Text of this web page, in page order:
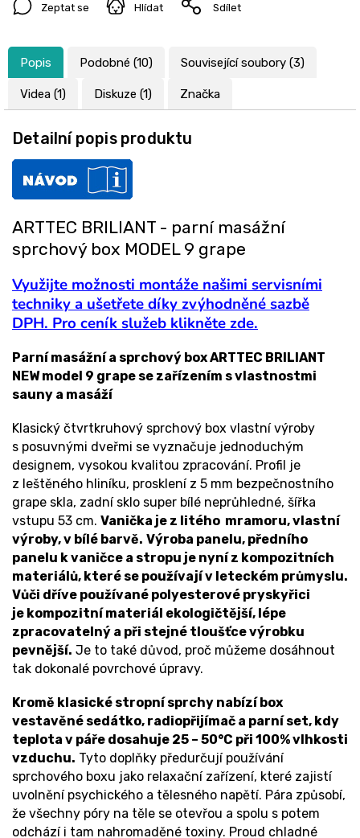
Zeptat se Hlídat Sdílet
Popis Podobné (10) Související soubory (3)
Videa (1) Diskuze (1) Značka
Detailní popis produktu
ARTTEC BRILIANT - parní masážní
sprchový box MODEL 9 grape
Využijte možnosti montáže našimi servisními
techniky a ušetřete díky zvýhodněné sazbě
DPH. Pro ceník služeb klikněte zde.
Parní masážní a sprchový box ARTTEC BRILIANT
NEW model 9 grape se zařízením s vlastnostmi
sauny a masáží
Klasický čtvrtkruhový sprchový box vlastní výroby
s posuvnými dveřmi se vyznačuje jednoduchým
designem, vysokou kvalitou zpracování. Profil je
z leštěného hliníku, prosklení z 5 mm bezpečnostního
grape skla, zadní sklo super bílé neprůhledné, šířka
vstupu 53 cm. Vanička je z litého mramoru, vlastní
výroby, v bílé barvě. Výroba panelu, předního
panelu k vaničce a stropu je nyní z kompozitních
materiálů, které se používají v leteckém průmyslu.
Vůči dříve používané polyesterové pryskyřici
je kompozitní materiál ekologičtější, lépe
zpracovatelný a při stejné tloušťce výrobku
pevnější. Je to také důvod, proč můžeme dosáhnout
tak dokonalé povrchové úpravy.
Kromě klasické stropní sprchy nabízí box
vestavěné sedátko, radiopřijímač a parní set, kdy
teplota v páře dosahuje 25 – 50°C při 100% vlhkosti
vzduchu. Tyto doplňky předurčují používání
sprchového boxu jako relaxační zařízení, které zajistí
uvolnění psychického a tělesného napětí. Pára způsobí,
že všechny póry na těle se otevřou a spolu s potem
odchází i tam nahromaděné toxiny. Proud chladné